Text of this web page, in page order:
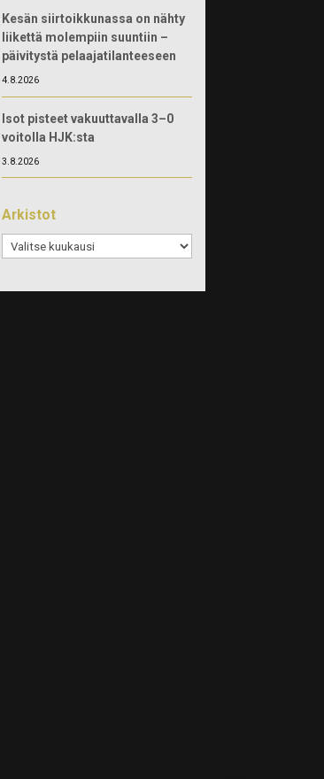
Kesän siirtoikkunassa on nähty
liikettä molempiin suuntiin –
päivitystä pelaajatilanteeseen
4.8.2026
Isot pisteet vakuuttavalla 3–0
voitolla HJK:sta
3.8.2026
Arkistot
Arkistot